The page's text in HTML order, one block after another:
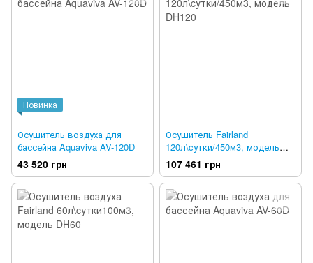
Новинка
Осушитель воздуха для
бассейна Aquaviva AV-120D
43 520 грн
Осушитель Fairland
120л\cутки/450м3, модель
DH120
107 461 грн